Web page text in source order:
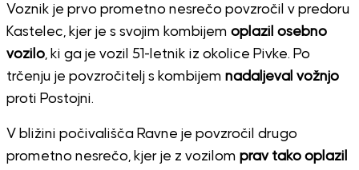
Voznik je prvo prometno nesrečo povzročil v predoru
Kastelec, kjer je s svojim kombijem oplazil osebno
vozilo, ki ga je vozil 51-letnik iz okolice Pivke. Po
trčenju je povzročitelj s kombijem nadaljeval vožnjo
proti Postojni.
V bližini počivališča Ravne je povzročil drugo
prometno nesrečo, kjer je z vozilom prav tako oplazil